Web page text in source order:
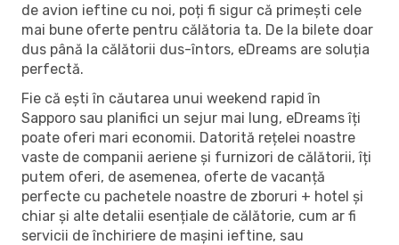
de avion ieftine cu noi, poți fi sigur că primești cele
mai bune oferte pentru călătoria ta. De la bilete doar
dus până la călătorii dus-întors, eDreams are soluția
perfectă.
Fie că ești în căutarea unui weekend rapid în
Sapporo sau planifici un sejur mai lung, eDreams îți
poate oferi mari economii. Datorită rețelei noastre
vaste de companii aeriene și furnizori de călătorii, îți
putem oferi, de asemenea, oferte de vacanță
perfecte cu pachetele noastre de zboruri + hotel și
chiar și alte detalii esențiale de călătorie, cum ar fi
servicii de închiriere de mașini ieftine, sau